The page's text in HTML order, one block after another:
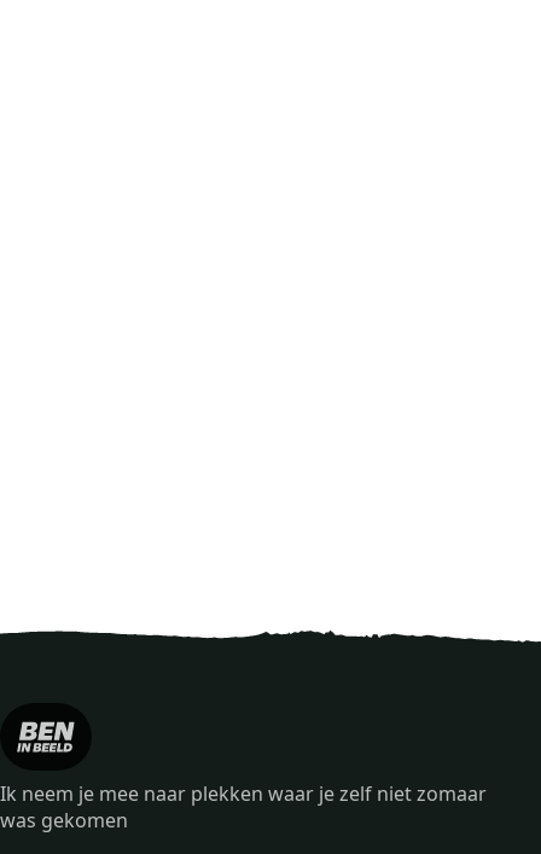
Ik neem je mee naar plekken waar je zelf niet zomaar
was gekomen